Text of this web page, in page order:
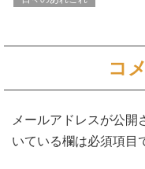
コ
メールアドレスが公開
いている欄は必須項目